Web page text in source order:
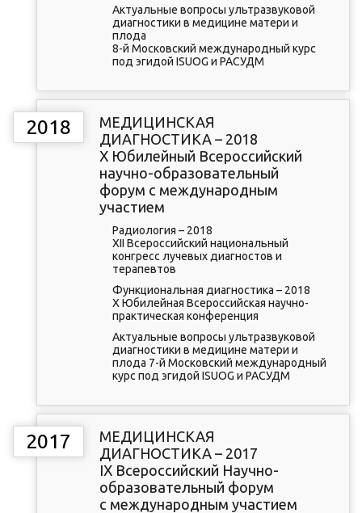
Актуальные вопросы ультразвуковой
диагностики в медицине матери и
плода
8-й Московский международный курс
под эгидой ISUOG и РАСУДМ
2018
МЕДИЦИНСКАЯ
ДИАГНОСТИКА – 2018
X Юбилейный Всероссийский
научно-образовательный
форум с международным
участием
Радиология – 2018
XII Всероссийский национальный
конгресс лучевых диагностов и
терапевтов
Функциональная диагностика – 2018
X Юбилейная Всероссийская научно-
практическая конференция
Актуальные вопросы ультразвуковой
диагностики в медицине матери и
плода 7-й Московский международный
курс под эгидой ISUOG и РАСУДМ
2017
МЕДИЦИНСКАЯ
ДИАГНОСТИКА – 2017
IX Всероссийский Научно-
образовательный форум
с международным участием